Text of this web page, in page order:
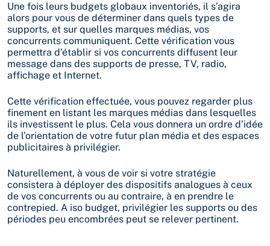
Une fois leurs budgets globaux inventoriés, il s’agira
alors pour vous de déterminer dans quels types de
supports, et sur quelles marques médias, vos
concurrents communiquent. Cette vérification vous
permettra d’établir si vos concurrents diffusent leur
message dans des supports de presse, TV, radio,
affichage et Internet.
Cette vérification effectuée, vous pouvez regarder plus
finement en listant les marques médias dans lesquelles
ils investissent le plus. Cela vous donnera un ordre d’idée
de l’orientation de votre futur plan média et des espaces
publicitaires à privilégier.
Naturellement, à vous de voir si votre stratégie
consistera à déployer des dispositifs analogues à ceux
de vos concurrents ou au contraire, à en prendre le
contrepied. A iso budget, privilégier les supports ou des
périodes peu encombrées peut se relever pertinent.